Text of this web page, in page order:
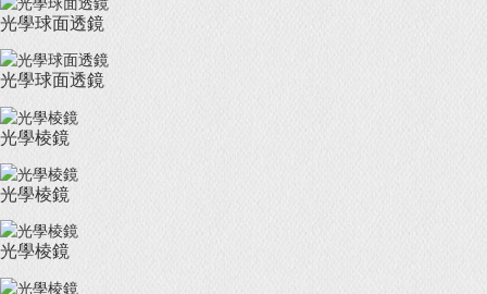
光學球面透鏡
光學球面透鏡
光學棱鏡
光學棱鏡
光學棱鏡